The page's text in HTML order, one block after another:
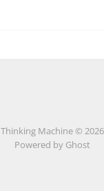
Thinking Machine © 2026
Powered by Ghost